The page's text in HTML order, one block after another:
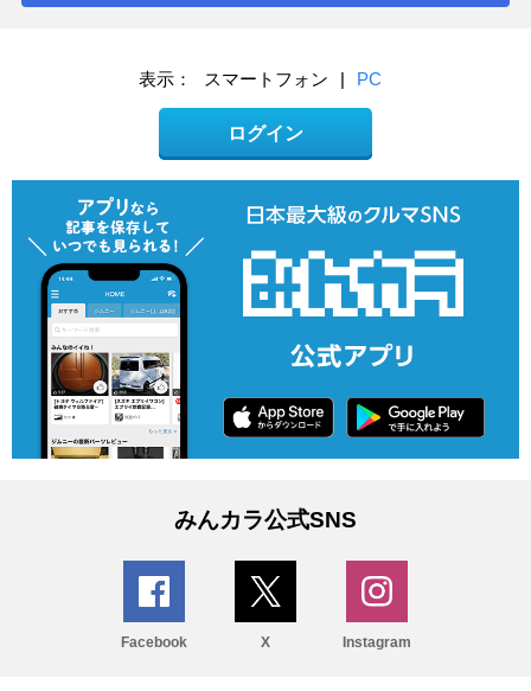
表示： スマートフォン | PC
ログイン
みんカラ公式SNS
Facebook X Instagram